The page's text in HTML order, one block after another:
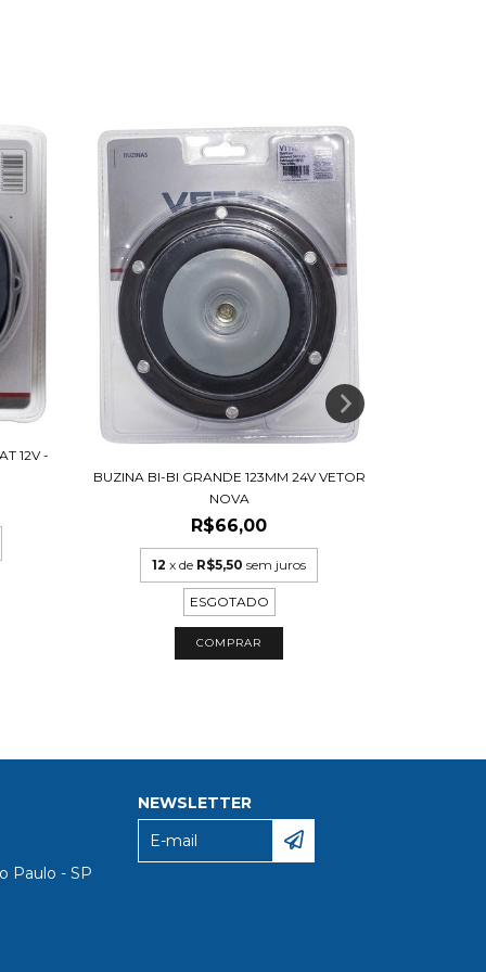
12V -
BUZINA BI-BI GRANDE 123MM 24V VETOR
NOVA
R$66,00
12 x de R$5,50 sem juros
ESGOTADO
Paulo - SP
NEWSLETTER